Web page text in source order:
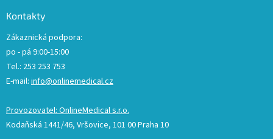
Kontakty
Zákaznická podpora:
po - pá 9:00-15:00
Tel.: 253 253 753
E-mail: info@onlinemedical.cz
Provozovatel: OnlineMedical s.r.o.
Kodaňská 1441/46, Vršovice, 101 00 Praha 10